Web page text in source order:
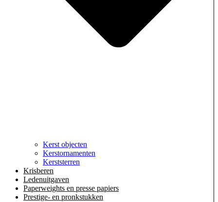
Kerst objecten
Kerstornamenten
Kerststerren
Krisberen
Ledenuitgaven
Paperweights en presse papiers
Prestige- en pronkstukken